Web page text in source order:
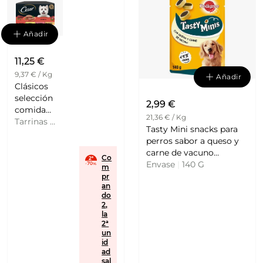
Añadir
11,25 €
9,37 € / Kg
Clásicos
selección
comida
húmeda
Tarrinas |
Co
m
pr
an
do
2,
la
2ª
un
id
ad
sal
Añadir
2,99 €
21,36 € / Kg
Tasty Mini snacks para
perros sabor a queso y
carne de vacuno
PEDIGREE
Envase 140 G